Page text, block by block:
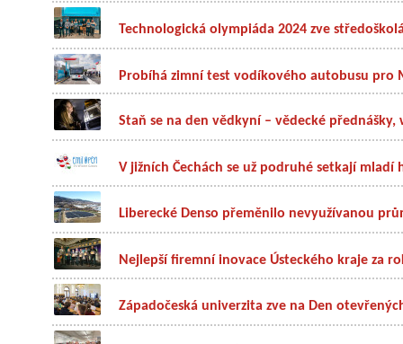
Technologická olympiáda 2024 zve
Probíhá zimní test vodíkového autobusu pro
Staň se na den vědkyní – vědecké
V jižních Čechách se už podruhé setkají
Liberecké Denso přeměnilo nevyužívanou
Nejlepší firemní inovace Ústeckého kraje za
Západočeská univerzita zve na Den